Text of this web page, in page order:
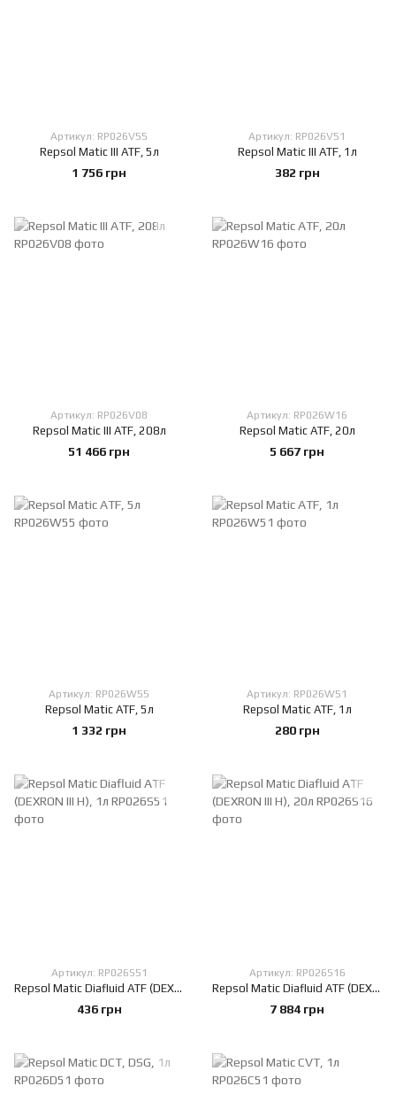
Артикул: RP026V55
Repsol Matic III ATF, 5л
1 756 грн
Артикул: RP026V51
Repsol Matic III ATF, 1л
382 грн
Артикул: RP026V08
Repsol Matic III ATF, 208л
51 466 грн
Артикул: RP026W16
Repsol Matic ATF, 20л
5 667 грн
Артикул: RP026W55
Repsol Matic ATF, 5л
1 332 грн
Артикул: RP026W51
Repsol Matic ATF, 1л
280 грн
Артикул: RP026S51
Repsol Matic Diafluid ATF (DEXRON III H), 1л
436 грн
Артикул: RP026S16
Repsol Matic Diafluid ATF (DEXRON III H), 20л
7 884 грн